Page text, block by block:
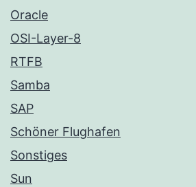
Oracle
OSI-Layer-8
RTFB
Samba
SAP
Schöner Flughafen
Sonstiges
Sun